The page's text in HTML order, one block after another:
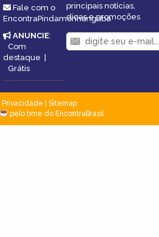
Fale com o
EncontraPindamonhangaba
ANUNCIE:
Com
destaque |
Grátis
principais notícias,
dicas e promoções
Privacidade
Sitemap
pelo time do EncontraBrasil